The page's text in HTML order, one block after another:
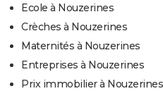
Ecole à Nouzerines
Crèches à Nouzerines
Maternités à Nouzerines
Entreprises à Nouzerines
Prix immobilier à Nouzerines